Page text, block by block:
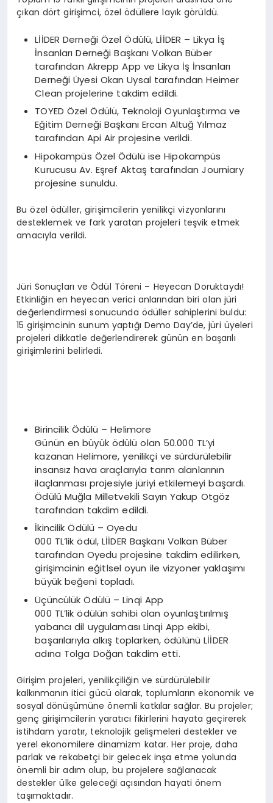
çıkan dört girişimci, özel ödüllere layık görüldü.
LİİDER Derneği Özel Ödülü, LİİDER – Likya İş
İnsanları Derneği Başkanı Volkan Büber
tarafından Akrepp App ve Likya İş İnsanları
Derneği Üyesi Okan Uysal tarafından Heimer
Clean projelerine takdim edildi.
TOYED Özel Ödülü, Teknoloji Oyunlaştırma ve
Eğitim Derneği Başkanı Ercan Altuğ Yılmaz
tarafından Api Air projesine verildi.
Hipokampüs Özel Ödülü ise Hipokampüs
Kurucusu Av. Eşref Aktaş tarafından Journiary
projesine sunuldu.
Bu özel ödüller, girişimcilerin yenilikçi vizyonlarını
desteklemek ve fark yaratan projeleri teşvik etmek
amacıyla verildi.
Jüri Sonuçları ve Ödül Töreni – Heyecan Doruktaydı!
Etkinliğin en heyecan verici anlarından biri olan jüri
değerlendirmesi sonucunda ödüller sahiplerini buldu:
15 girişimcinin sunum yaptığı Demo Day’de, jüri üyeleri
projeleri dikkatle değerlendirerek günün en başarılı
girişimlerini belirledi.
Birincilik Ödülü – Helimore
Günün en büyük ödülü olan 50.000 TL’yi
kazanan Helimore, yenilikçi ve sürdürülebilir
insansız hava araçlarıyla tarım alanlarının
ilaçlanması projesiyle jüriyi etkilemeyi başardı.
Ödülü Muğla Milletvekili Sayın Yakup Otgöz
tarafından takdim edildi.
İkincilik Ödülü – Oyedu
000 TL’lik ödül, LİİDER Başkanı Volkan Büber
tarafından Oyedu projesine takdim edilirken,
girişimcinin eğitlsel oyun ile vizyoner yaklaşımı
büyük beğeni topladı.
Üçüncülük Ödülü – Linqi App
000 TL’lik ödülün sahibi olan oyunlaştırılmış
yabancı dil uygulaması Linqi App ekibi,
başarılarıyla alkış toplarken, ödülünü LİİDER
adına Tolga Doğan takdim etti.
Girişim projeleri, yenilikçiliğin ve sürdürülebilir
kalkınmanın itici gücü olarak, toplumların ekonomik ve
sosyal dönüşümüne önemli katkılar sağlar. Bu projeler;
genç girişimcilerin yaratıcı fikirlerini hayata geçirerek
istihdam yaratır, teknolojik gelişmeleri destekler ve
yerel ekonomilere dinamizm katar. Her proje, daha
parlak ve rekabetçi bir gelecek inşa etme yolunda
önemli bir adım olup, bu projelere sağlanacak
destekler ülke geleceği açısından hayati önem
taşımaktadır.